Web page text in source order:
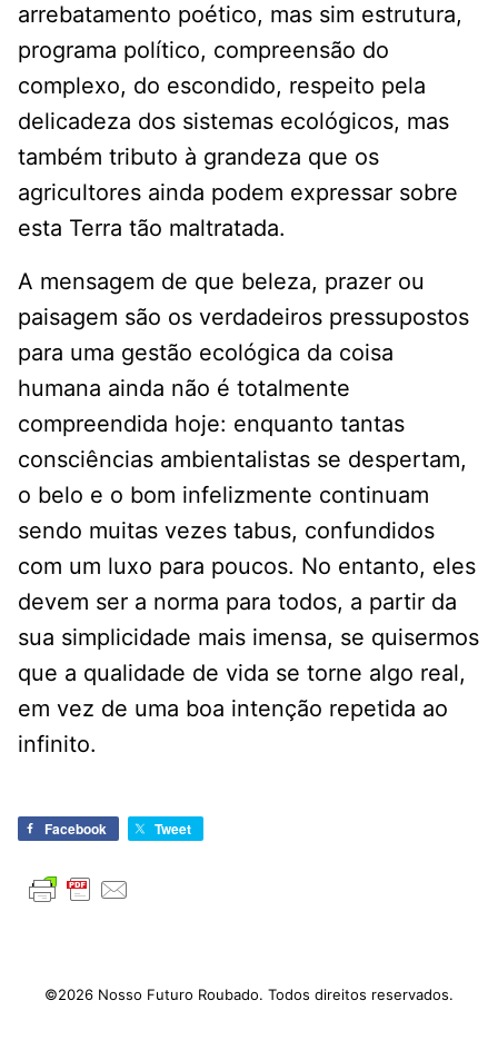
arrebatamento poético, mas sim estrutura,
programa político, compreensão do
complexo, do escondido, respeito pela
delicadeza dos sistemas ecológicos, mas
também tributo à grandeza que os
agricultores ainda podem expressar sobre
esta Terra tão maltratada.
A mensagem de que beleza, prazer ou
paisagem são os verdadeiros pressupostos
para uma gestão ecológica da coisa
humana ainda não é totalmente
compreendida hoje: enquanto tantas
consciências ambientalistas se despertam,
o belo e o bom infelizmente continuam
sendo muitas vezes tabus, confundidos
com um luxo para poucos. No entanto, eles
devem ser a norma para todos, a partir da
sua simplicidade mais imensa, se quisermos
que a qualidade de vida se torne algo real,
em vez de uma boa intenção repetida ao
infinito.
Facebook Tweet
©2026 Nosso Futuro Roubado. Todos direitos reservados.